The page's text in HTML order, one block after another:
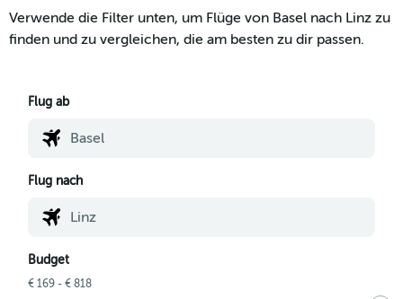
Verwende die Filter unten, um Flüge von Basel nach Linz zu
finden und zu vergleichen, die am besten zu dir passen.
Flug ab
Flug nach
Budget
€ 169 - € 818